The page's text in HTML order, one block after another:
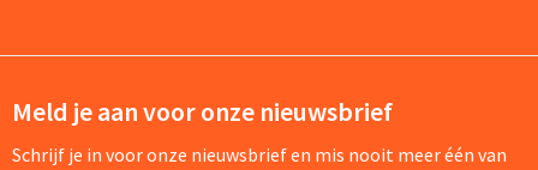
Meld je aan voor onze nieuwsbrief
Schrijf je in voor onze nieuwsbrief en mis nooit meer één van